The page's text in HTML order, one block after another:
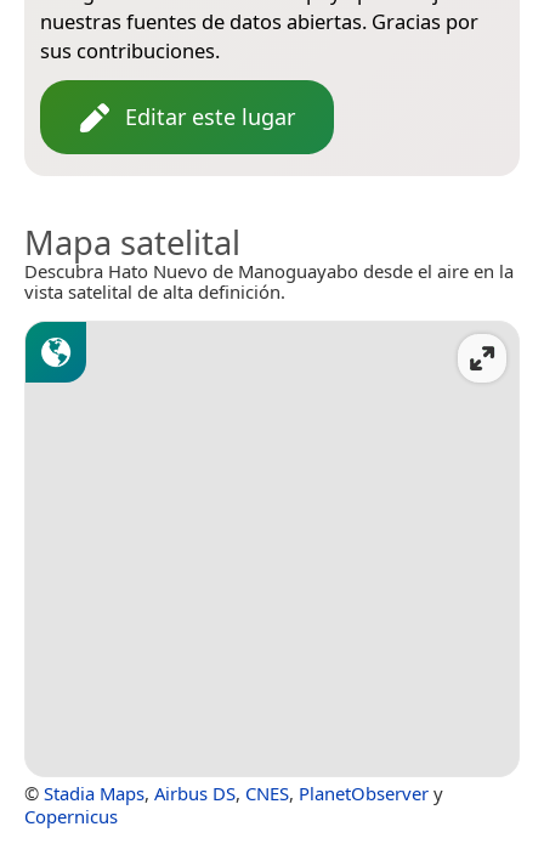
nuestras fuentes de datos abiertas. Gracias por
sus contribuciones.
Editar este lugar
Mapa satelital
Descubra Hato Nuevo de Manoguayabo desde el aire en la
vista satelital de alta definición.
© Stadia Maps, Airbus DS, CNES, PlanetObserver y
Copernicus